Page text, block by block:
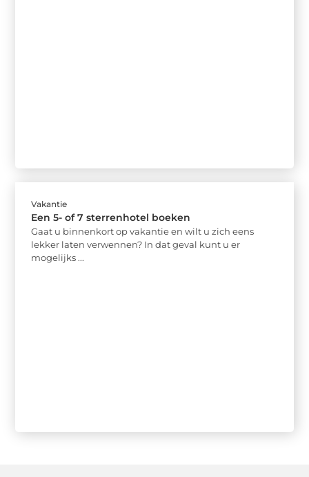
Vakantie
Een 5- of 7 sterrenhotel boeken
Gaat u binnenkort op vakantie en wilt u zich eens
lekker laten verwennen? In dat geval kunt u er
mogelijks ...